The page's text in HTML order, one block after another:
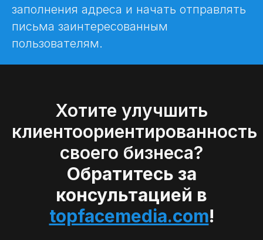
заполнения адреса и начать отправлять
письма заинтересованным
пользователям.
Хотите улучшить
клиентоориентированность
своего бизнеса?
Обратитесь за
консультацией в
topfacemedia.com!